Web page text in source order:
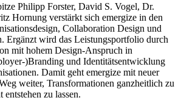
Philipp Forster, David S. Vogel, Dr.
Hornung verstärkt sich emergize in den
Collaboration Design und
Ergänzt wird das Leistungsportfolio durch
mit hohem Design-Anspruch in
)Branding und Identitätsentwicklung
Damit geht emergize mit neuer
weiter, Transformationen ganzheitlich zu
entstehen zu lassen.